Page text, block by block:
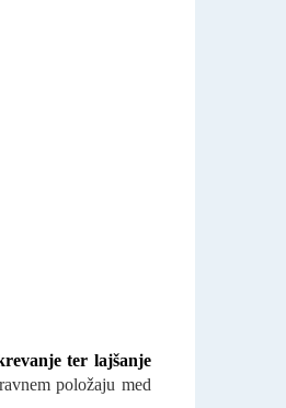
ter lajšanje
položaju med